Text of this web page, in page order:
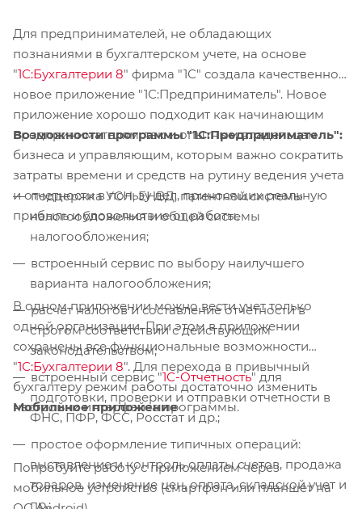
Для предпринимателей, не обладающих
познаниями в бухгалтерском учете, на основе
"1С:Бухгалтерии 8" фирма "1С" создала качественно
новое приложение "1С:Предприниматель". Новое
приложение хорошо подходит как начинающим
предпринимателям, так и опытным владельцам
бизнеса и управляющим, которым важно сократить
затраты времени и средств на рутину ведения учета
и отчетности в пользу дел, приносящих реальную
прибыль и удовольствие от работы.
Возможности программы "1С:Предприниматель":
поддержка УСН, ЕНВД, патентной системы
налогообложения и общей системы
налогообложения;
встроенный сервис по выбору наилучшего
варианта налогообложения;
расчет налогов и составление отчетности в
строгом соответствии с действующим
законодательством;
встроенный сервис "1С-Отчетность" для
подготовки, проверки и отправки отчетности в
ФНС, ПФР, ФСС, Росстат и др.;
простое оформление типичных операций:
выставление и контроль оплаты счетов, продажа
товаров, изменение цен, оплата, складской учет и
пр.;
В одном приложении можно вести учет только
одной организации. При этом в приложении
сохранены все функциональные возможности
"1С:Бухгалтерии 8". Для перехода в привычный
бухгалтеру режим работы достаточно изменить
настройки интерфейса программы.
Мобильное приложение
Попробуйте работу с приложением через
мобильное устройство (смартфон или планшет на